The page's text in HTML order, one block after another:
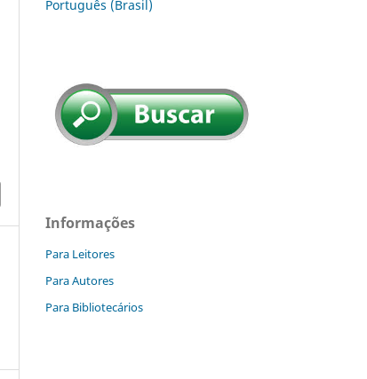
Português (Brasil)
Informações
Para Leitores
Para Autores
Para Bibliotecários